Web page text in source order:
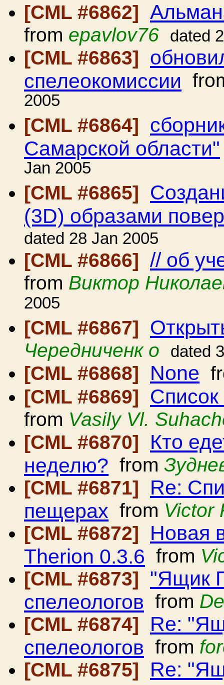
[CML #6862]
from epavlov76 dated
[CML #6863]
спелеокомиссии
2005
[CML #6864]
Самарской области"
Jan 2005
[CML #6865]
(3D) образами
dated 28 Jan 2005
[CML #6866] // об
from Виктор
2005
[CML #6867]
Чередниченк о dated
[CML #6868] None
[CML #6869]
from Vasily Vl.
[CML #6870]
Кто
неделю? from
[CML #6871]
Re:
пещерах from Victor
[CML #6872]
Новая
Therion 0.3.6 from
[CML #6873] "Ящик
спелеологов from
[CML #6874]
Re:
спелеологов from
[CML #6875]
Re: